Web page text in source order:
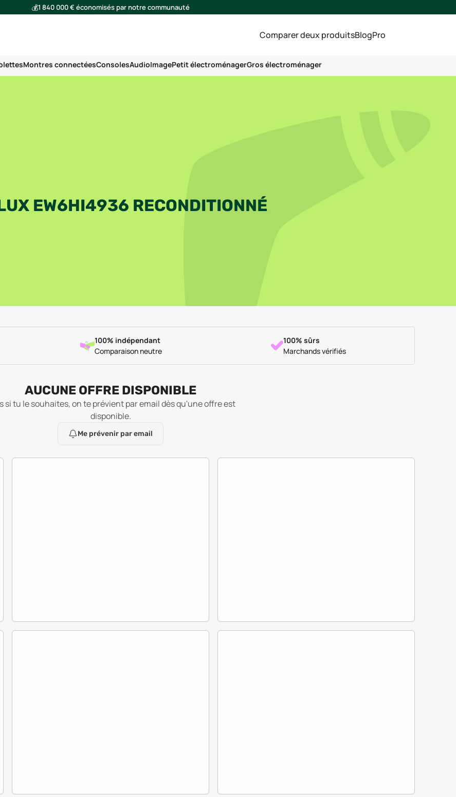
💰1 840 000 € économisés par notre communauté
Comparer deux produitsBlogPro
Montres connectéesConsolesAudioImagePetit électroménagerGros électroménager
EW6HI4936 RECONDITIONNÉ
100% indépendant
Comparaison neutre
100% sûrs
Marchands vérifiés
AUCUNE OFFRE DISPONIBLE
si tu le souhaites, on te prévient par email dès qu'une offre est
disponible.
Me prévenir par email